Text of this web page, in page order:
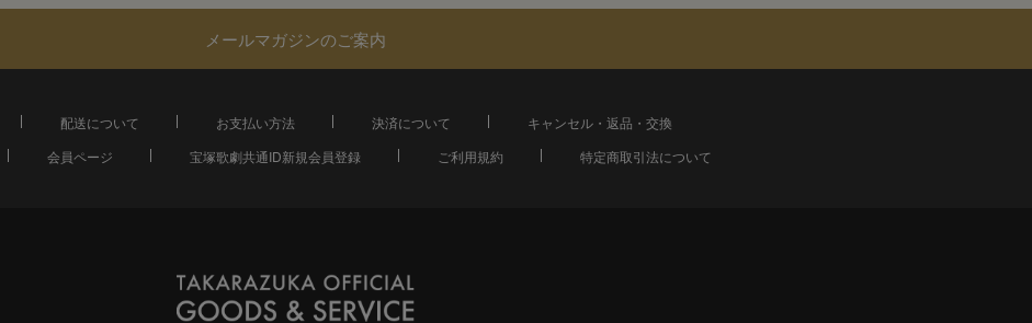
メールマガジンのご案内
配送について お支払い方法 決済について
キャンセル・返品・交換
会員ページ 宝塚歌劇共通ID新規会員登録 ご利用規約 特定商取引法について